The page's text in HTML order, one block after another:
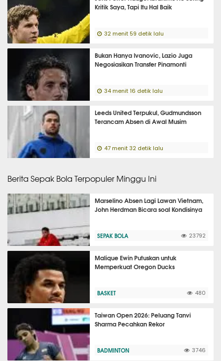
Kritik Saya, Tapi Itu Hal Baik
32 menit 59 detik lalu
Bukan Hanya Ivanovic, Lazio Juga
Negosiasikan Transfer Pinamonti
34 menit 16 detik lalu
Leeds United Terpukul, Gudmundsson
Terancam Absen di Awal Musim
47 menit 32 detik lalu
Berita Sepak Bola Terpopuler Minggu Ini
Marselino Absen Lagi Lawan Vietnam,
John Herdman Bicara soal Kondisinya
SEPAK BOLA 23792
Malique Ewin Putuskan untuk
Memperkuat Oregon Ducks
BASKET 480
Taiwan Open 2026: Peluang Tanvi
Sharma Pecahkan Rekor
BADMINTON 3746